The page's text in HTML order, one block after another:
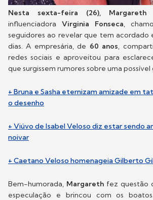
Nesta sexta-feira (26), Margareth
influenciadora Virginia Fonseca,
seguidores ao revelar que tem acordado
dias. A empresária, de 60 anos,
redes sociais e aproveitou para
que surgissem rumores sobre uma
+ Bruna e Sasha eternizam amizade em
o desenho
+ Viúvo de Isabel Veloso diz estar sendo
noivar
+ Caetano Veloso homenageia Gilberto
Bem-humorada, Margareth fez questão
especulação e brincou com os